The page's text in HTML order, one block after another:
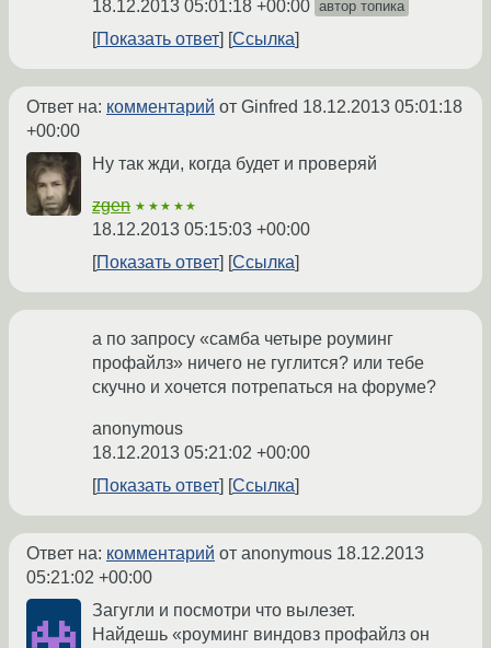
18.12.2013 05:01:18 +00:00 автор топика
Показать ответ Ссылка
Ответ на: комментарий от Ginfred 18.12.2013 05:01:18
+00:00
Ну так жди, когда будет и проверяй
zgen ★★★★★
18.12.2013 05:15:03 +00:00
Показать ответ
Ссылка
а по запросу «самба четыре роуминг
профайлз» ничего не гуглится? или тебе
скучно и хочется потрепаться на форуме?
anonymous
18.12.2013 05:21:02 +00:00
Показать ответ
Ссылка
Ответ на: комментарий от anonymous 18.12.2013
05:21:02 +00:00
Загугли и посмотри что вылезет.
Найдешь «роуминг виндовз профайлз он